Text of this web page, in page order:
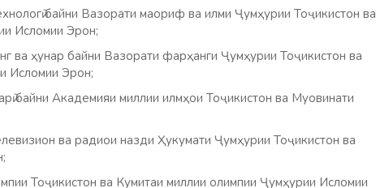
байни Вазорати маориф ва илми Ҷумҳурии Тоҷикистон ва
Исломии Эрон;
ва ҳунар байни Вазорати фарҳанги Ҷумҳурии Тоҷикистон ва
Исломии Эрон;
байни Академияи миллии илмҳои Тоҷикистон ва Муовинати
ва радиои назди Ҳукумати Ҷумҳурии Тоҷикистон ва
Тоҷикистон ва Кумитаи миллии олимпии Ҷумҳурии Исломии